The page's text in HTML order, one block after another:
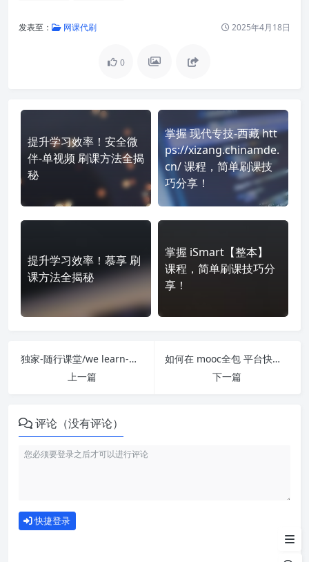
发表至： 网课代刷 2025年4月18日
0
提升学习效率！安全微
伴-单视频 刷课方法全揭
秘
掌握 现代专技-西藏 htt
ps://xizang.chinamde.
cn/ 课程，简单刷课技
巧分享！
提升学习效率！慕享 刷
课方法全揭秘
掌握 iSmart【整本】
课程，简单刷课技巧分
享！
独家-随行课堂/we learn-整本 刷课也能轻松过！简单技巧大公开
上一篇
如何在 mooc全包 平台快速完成学习任务？
下一篇
评论（没有评论）
快捷登录